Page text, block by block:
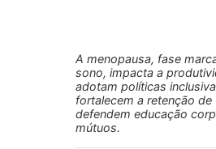
A menopausa, fase
sono, impacta a
adotam políticas
fortalecem a retenção
defendem educação
mútuos.